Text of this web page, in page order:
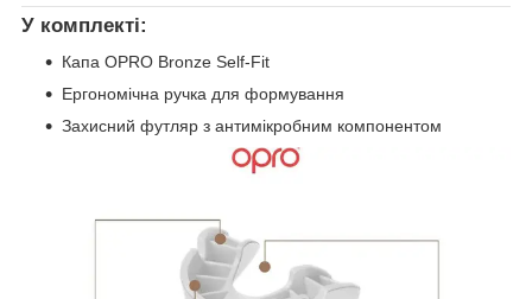
У комплекті:
Капа OPRO Bronze Self-Fit
Ергономічна ручка для формування
Захисний футляр з антимікробним компонентом